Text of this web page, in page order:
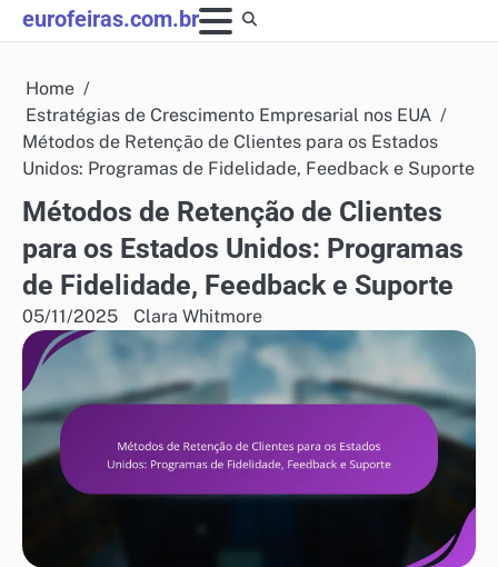
Skip
to
eurofeiras.com.br
Home
Estratégias de Crescimento Empresarial nos EUA
Métodos de Retenção de Clientes para os Estados
Unidos: Programas de Fidelidade, Feedback e Suporte
Métodos de Retenção de Clientes
para os Estados Unidos: Programas
de Fidelidade, Feedback e Suporte
05/11/2025 Clara Whitmore